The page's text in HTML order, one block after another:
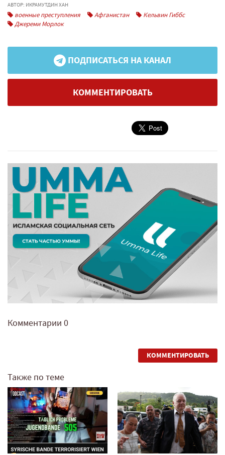
АВТОР: ИКРАМУТДИН ХАН
военные преступления Афганистан
Кельвин Гиббс
Джереми Морлок
ПОДПИСАТЬСЯ НА КАНАЛ
КОММЕНТИРОВАТЬ
Комментарии 0
КОММЕНТИРОВАТЬ
Также по теме